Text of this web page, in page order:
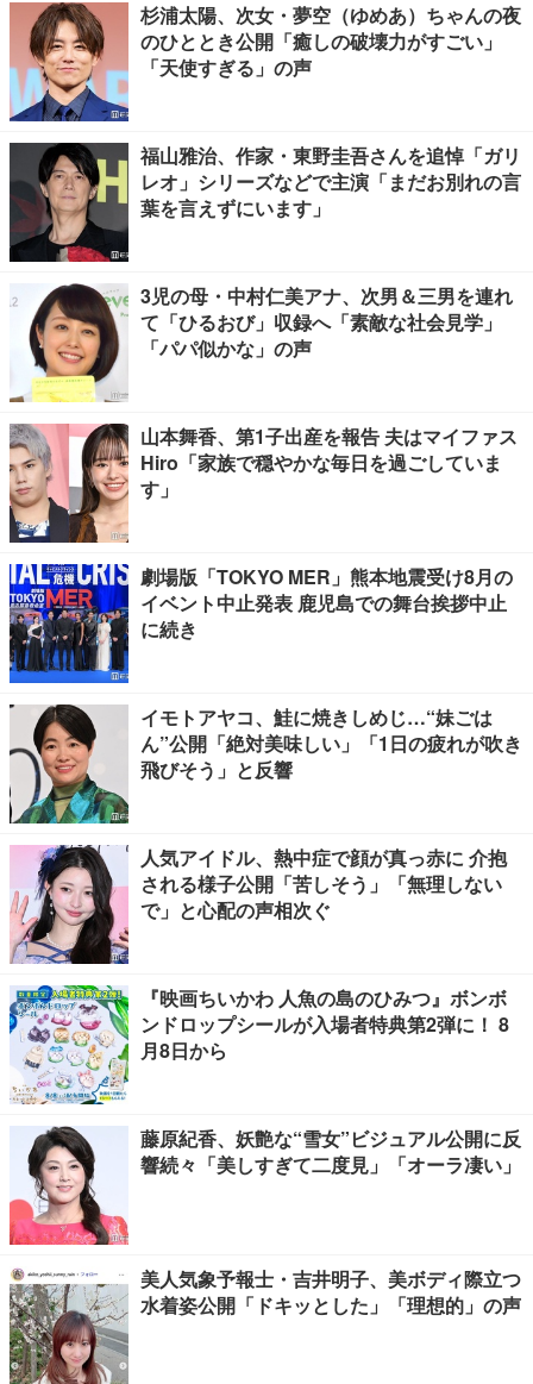
杉浦太陽、次女・夢空（ゆめあ）ちゃんの夜
のひととき公開「癒しの破壊力がすごい」
「天使すぎる」の声
福山雅治、作家・東野圭吾さんを追悼「ガリ
レオ」シリーズなどで主演「まだお別れの言
葉を言えずにいます」
3児の母・中村仁美アナ、次男＆三男を連れ
て「ひるおび」収録へ「素敵な社会見学」
「パパ似かな」の声
山本舞香、第1子出産を報告 夫はマイファス
Hiro「家族で穏やかな毎日を過ごしていま
す」
劇場版「TOKYO MER」熊本地震受け8月の
イベント中止発表 鹿児島での舞台挨拶中止
に続き
イモトアヤコ、鮭に焼きしめじ…“妹ごは
ん”公開「絶対美味しい」「1日の疲れが吹き
飛びそう」と反響
人気アイドル、熱中症で顔が真っ赤に 介抱
される様子公開「苦しそう」「無理しない
で」と心配の声相次ぐ
『映画ちいかわ 人魚の島のひみつ』ボンボ
ンドロップシールが入場者特典第2弾に！ 8
月8日から
藤原紀香、妖艶な“雪女”ビジュアル公開に反
響続々「美しすぎて二度見」「オーラ凄い」
美人気象予報士・吉井明子、美ボディ際立つ
水着姿公開「ドキッとした」「理想的」の声